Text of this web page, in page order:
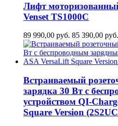
Лифт
Venset TS1000C
89 990,00 руб. 85 390,00 руб.
Встраиваемый
зарядка 30 Вт c
устройством QI-
Square Version